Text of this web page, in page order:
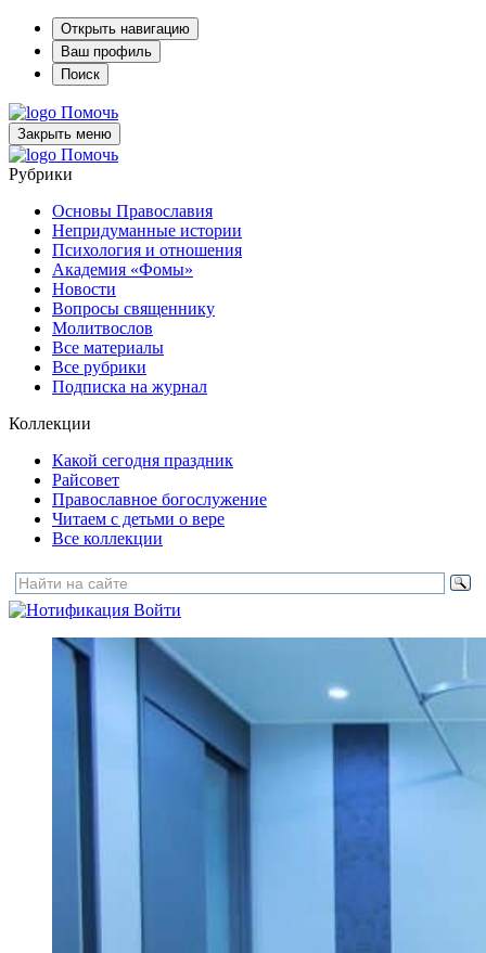
Открыть навигацию
Ваш профиль
Поиск
Помочь
Закрыть меню
Помочь
Рубрики
Основы Православия
Непридуманные истории
Психология и отношения
Академия «Фомы»
Новости
Вопросы священнику
Молитвослов
Все материалы
Все рубрики
Подписка на журнал
Коллекции
Какой сегодня праздник
Райсовет
Православное богослужение
Читаем с детьми о вере
Все коллекции
Войти